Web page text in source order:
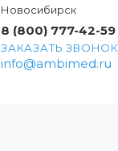
Новосибирск
8 (800) 777-42-59
ЗАКАЗАТЬ ЗВОНОК
info@ambimed.ru